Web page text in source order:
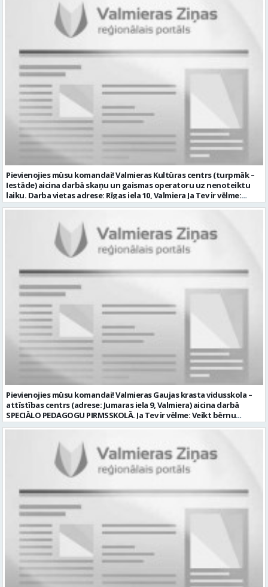
transportlīdzekļa vadītāja apliecība vēlama D, CE kategorijas
transportlīdzekļa vadītāja pieredze vismaz 2 gadi labas saskarsmes
un komunikācijas prasmes pieredze transportlīdzekļu remontu
veikšanā UZŅĒMUMS PIEDĀVĀ: darbu stabilā uzņēmumā darba
samaksu no 1600 EUR (pirms nodokļu nomaksas) darba laiku pēc
grafika: dežūra 08.00 – 17.00, 2.dežūra 08.00 – 21.00. pilnas sociālās
garantijas veselības apdrošināšanas iespējas dinamisku un
profesionālu darba vidi CV ar norādi vakancei „Tehniskās palīdzības
automobiļa vadītājs” iesniegt: sūtot elektroniski uz info@vtu-
valmiera.lv personīgi SIA „VTU Valmiera”, Reģ.nr. 40003004220,
administrācijas ēkas „Brandeļi”, Brandeļi, Kocēnu pagasts, Valmieras
novads, personāla daļā darba dienās no plkst. 09:00 līdz 16:00.
Sazināsimies ar pretendentiem, kuri būs izvirzīti nākamajai atlases
kārtai. * Iesniegtos personas datus SIA “VTU VALMIERA” izmantos, lai
konkursa kārtībā noteiktu vakancei atbilstošāko kandidātu. Ja
kandidāts vēlas, lai viņa personas dati tiktu saglabāti SIA “VTU
VALMIERA” personāla atlases konkursos, tad pieteikumā vakancei
lūdzam kandidātam norādīt savu piekrišanu personas datu
saglabāšanai. Profesija: AUTOMOBIĻA VADĪTĀJS Darba vietas adrese:
LATVIJA, Brandeļi, Brandeļi, Kocēnu pag., Valmieras nov. Darba laika
veids: Maiņu darbs Darbības joma: Pakalpojumi Pieteikto vietu
skaits: 1 Aktuāla līdz: 2026-08-21 Kontaktpersona: CV ar norādi
vakancei lūdzu sūtīt uz e-pastu info@vtu-valmiera.lv vai iesniegt
Pievienojies mūsu komandai! Valmieras Kultūras centrs (turpmāk –
Iestāde) aicina darbā skaņu un gaismas operatoru uz nenoteiktu
laiku. Darba vietas adrese: Rīgas iela 10, Valmiera Ja Tev ir vēlme:
nodrošināt skaņas un gaismas iekārtu un to vadības sistēmas
operatora pienākumus pasākumos Iestādēs telpās un ārpus tām
Iestādes; piemērot skaņas un gaismas mākslinieciskos risinājumus
pasākumos, plānot un organizēt apskaņošanas un gaismošanas
procesu, kā arī veikt pasākumu apskaņošanu un gaismošanu;
piedalīties Iestādes organizēto pasākumu tehniskajā uzbūvē un
nobūvē, sniegtu tehnisko atbalstu; pārzināt darbā lietojamo
tehnisko un elektroiekārtu darbības principus, lietošanas
noteikumus; un ja Tev ir: vismaz divu gadu pieredze līdzīgā darbā vai
amatā; labas datorprasmes; valsts valodas prasmes atbilstoši Valsts
valodas likuma prasībām; kompetences: prasme patstāvīgi pieņemt
lēmumus un organizēt savu darbu; lieliskas komunikācijas spējas;
precizitāte; pozitīva un atbildīga attieksme pret darbu; prasme
sadarboties un strādāt komandā; mēs piedāvājam: pamatalgu
pārbaudes laikā 985.00 EUR, pēc pārbaudes laika 1035.00 EUR pirms
nodokļu nomaksas; iespēju saņemt atvaļinājuma pabalstu darba un
līdzfinansētu veselības apdrošināšanu pēc pārbaudes laika beigām,
kā arī citas sociālās garantijas/labumus atbilstoši darba rezultātam
un normatīvajos aktos noteiktajam; drošu un sakārtotu darba vidi;
darbu atsaucīgu kolēģu komandā. CV un pieteikuma vēstuli lūdzam
iesniegt Valmieras Kultūras centrā (adrese: Rīgas iela 10, Valmiera,
Valmieras novads) vai nosūtīt uz e-pastu
kultura@valmierasnovads.lv ar norādi “Skaņu un gaismas operatora
amatam” līdz 2026. gada 24. augustam. Tālrunis papildu informācijai:
Rīgas iela 10, Valmiera, Valmieras nov. Darbības joma: Elektronika /
Enerģētika / Elektroenerģija Pieteikto vietu skaits: 1 Aktuāla līdz:
2026-08-24 Kontaktpersona: kultura@valmierasnovads.lv 27767401
Pievienojies mūsu komandai! Valmieras Gaujas krasta vidusskola –
attīstības centrs (adrese: Jumaras iela 9, Valmiera) aicina darbā
SPECIĀLO PEDAGOGU PIRMSSKOLĀ. Ja Tev ir vēlme: Veikt bērnu
attīstības, mācīšanās un speciālo vajadzību izvērtēšanu savas
nodarbības bērniem ar speciālām izglītības vajadzībām Izstrādāt
individuālos atbalsta pasākumus un piedalīties individuālo
izglītības programmu izstrādē un īstenošanā Sniegt metodisku
atbalstu pirmsskolas pedagogiem darbā ar bērniem, kuriem
nepieciešams papildu atbalsts Konsultēt bērnu vecākus par bērna
attīstības veicināšanu un nepieciešamajiem atbalsta pasākumiem
Sadarboties ar izglītības iestādes atbalsta komandu, pedagogiem
un citiem speciālistiem. Veikt pedagoģisko dokumentāciju atbilstoši
normatīvo aktu prasībām Piedalīties izglītības iestādes attīstības
pilnveidē un ja Tev ir: Augstākā pedagoģiskā izglītība speciālajā
pedagoģijā vai atbilstoša profesionālā kvalifikācija saskaņā ar
normatīvajiem aktiem Zināšanas par bērnu attīstību, iekļaujošās
izglītības principiem un speciālā pedagoga darba metodēm
pirmsskolā Prasme plānot, organizēt un izvērtēt individuālo